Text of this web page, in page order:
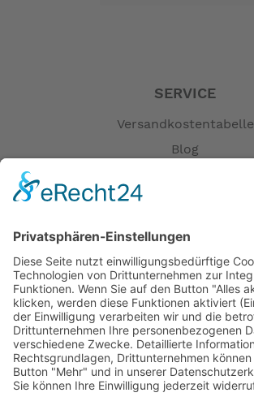
SERVICE
Versandkostentabelle
Blog
Versandpartner
Verfügbarkeiten
Zahlung und Versand
Datenschutz
Fernabsatz